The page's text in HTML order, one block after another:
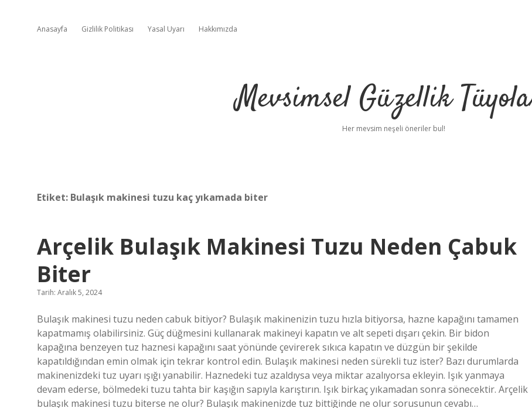
Anasayfa Gizlilik Politikası Yasal Uyarı Hakkımızda
Mevsimsel Güzellik
Her mevsim neşeli öneriler bul!
Etiket: Bulaşık makinesi tuzu kaç yıkamada biter
Arçelik Bulaşık Makinesi Tuzu Neden Çabuk
Biter
Tarih: Aralık 5, 2024
Bulaşık makinesi tuzu neden cabuk bitiyor? Bulaşık makinenizin tuzu hızla bitiyorsa, hazne kapağını tamamen
kapatmamış olabilirsiniz. Güç düğmesini kullanarak makineyi kapatın ve alt sepeti dışarı çekin. Bir bidon
kapağına benzeyen tuz haznesi kapağını saat yönünde çevirerek sıkıca kapatın ve düzgün bir şekilde
kapatıldığından emin olmak için tekrar kontrol edin. Bulaşık makinesi neden sürekli tuz ister? Bazı durumlarda
makinenizdeki tuz uyarı ışığı yanabilir. Haznedeki tuz azaldıysa veya miktar azalıyorsa ekleyin. Işık yanmaya
devam ederse, bölmedeki tuzu tahta bir kaşığın sapıyla karıştırın. Işık birkaç yıkamadan sonra sönecektir. Arçelik
bulaşık makinesi tuzu biterse ne olur? Bulaşık makinenizde tuz bittiğinde ne olur sorusunun cevabı…